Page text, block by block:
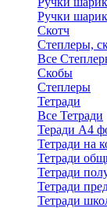
Ручки
Скотч
Степлеры,
Все
Скобы
Степлеры
Тетради
Все Тетради
Теради А4
Тетради на
Тетради
Тетради
Тетради
Тетради